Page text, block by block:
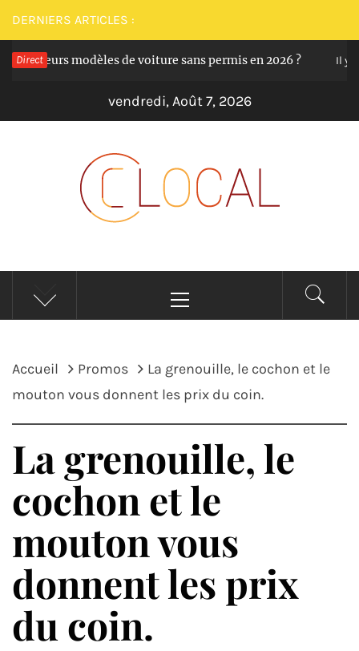
Passer
au
contenu
DERNIERS ARTICLES :
Direct modèles de voiture sans permis en 2026 ? Il y a
vendredi, Août 7, 2026
CLOCAL
De la proximité dans vos services
principal
Accueil Promos
La grenouille, le cochon et le
mouton vous donnent les prix du coin.
La grenouille, le
cochon et le
mouton vous
donnent les prix
du coin.